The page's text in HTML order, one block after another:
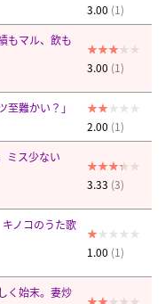
3.00 (1)
もマル、飲も
3.00 (1)
至難かい？」
2.00 (1)
ミス少ない
3.33 (3)
ノコのうた歌
1.00 (1)
く始末。妻炒